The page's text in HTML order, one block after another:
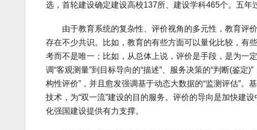
选，首轮建设确定建设高校137所、建设学科465个。五年
由于教育系统的复杂性、评价视角的多元性，教育评价
存在不少共识。比如，教育的有些方面可以量化比较，有
考而不是唯一；比如，从总体上说，评价是手段，是为一
调“客观测量”到目标导向的“描述”、服务决策的“判断(鉴
构性评价”，并且愈发强调基于动态大数据的“监测评估”。
技术，为“双一流”建设的目的服务。评价的导向是加快建
化强国建设提供有力支撑。